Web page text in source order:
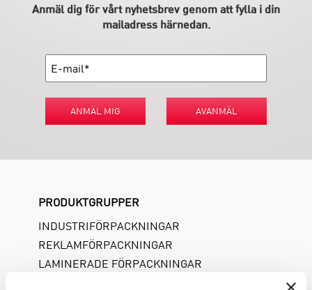
Anmäl dig för vårt nyhetsbrev genom att fylla i din
mailadress härnedan.
ANMÄL MIG AVANMÄL
PRODUKTGRUPPER
INDUSTRIFÖRPACKNINGAR
REKLAMFÖRPACKNINGAR
LAMINERADE FÖRPACKNINGAR